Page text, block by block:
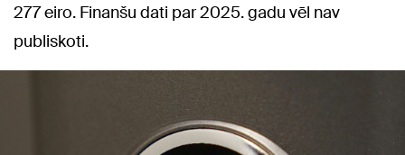
277 eiro. Finanšu dati par 2025. gadu vēl nav
publiskoti.